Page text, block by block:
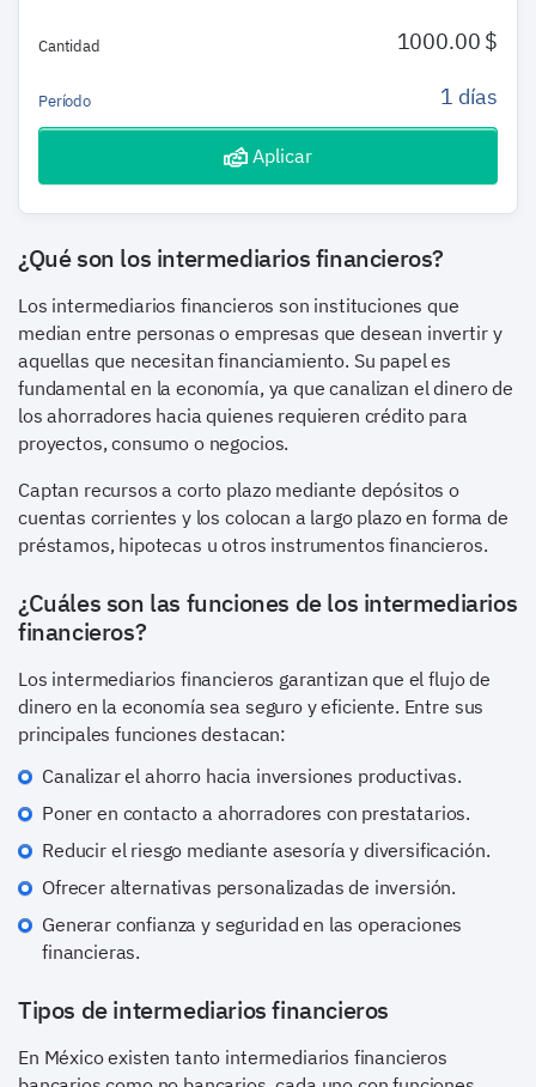
Cantidad 1000.00 $
Período 1 días
Aplicar
¿Qué son los intermediarios financieros?
Los intermediarios financieros son instituciones que
median entre personas o empresas que desean invertir y
aquellas que necesitan financiamiento. Su papel es
fundamental en la economía, ya que canalizan el dinero de
los ahorradores hacia quienes requieren crédito para
proyectos, consumo o negocios.
Captan recursos a corto plazo mediante depósitos o
cuentas corrientes y los colocan a largo plazo en forma de
préstamos, hipotecas u otros instrumentos financieros.
¿Cuáles son las funciones de los intermediarios
financieros?
Los intermediarios financieros garantizan que el flujo de
dinero en la economía sea seguro y eficiente. Entre sus
principales funciones destacan:
Canalizar el ahorro hacia inversiones productivas.
Poner en contacto a ahorradores con prestatarios.
Reducir el riesgo mediante asesoría y diversificación.
Ofrecer alternativas personalizadas de inversión.
Generar confianza y seguridad en las operaciones
financieras.
Tipos de intermediarios financieros
En México existen tanto intermediarios financieros